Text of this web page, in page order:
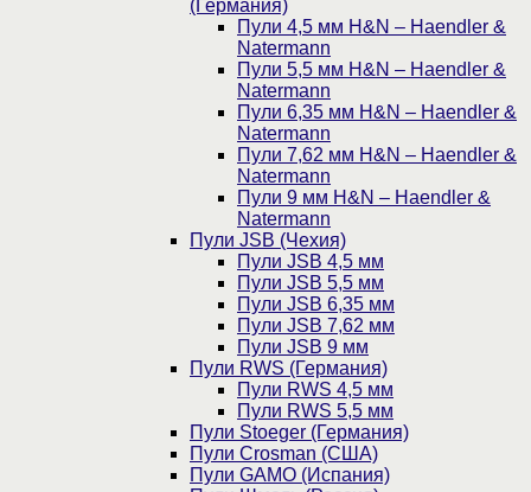
(Германия)
Пули 4,5 мм H&N – Haendler &
Natermann
Пули 5,5 мм H&N – Haendler &
Natermann
Пули 6,35 мм H&N – Haendler &
Natermann
Пули 7,62 мм H&N – Haendler &
Natermann
Пули 9 мм H&N – Haendler &
Natermann
Пули JSB (Чехия)
Пули JSB 4,5 мм
Пули JSB 5,5 мм
Пули JSB 6,35 мм
Пули JSB 7,62 мм
Пули JSB 9 мм
Пули RWS (Германия)
Пули RWS 4,5 мм
Пули RWS 5,5 мм
Пули Stoeger (Германия)
Пули Crosman (США)
Пули GAMO (Испания)